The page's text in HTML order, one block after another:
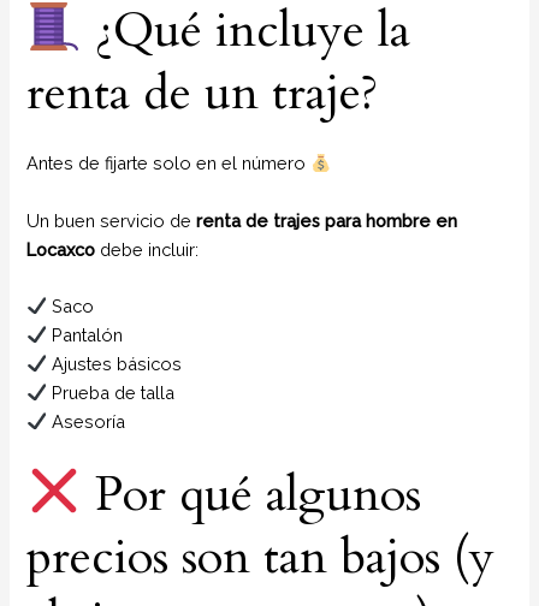
¿Qué incluye la
renta de un traje?
Antes de fijarte solo en el número
Un buen servicio derenta de trajes para hombre en
Locaxco debe incluir:
Saco
Pantalón
Ajustes básicos
Prueba de talla
Asesoría
Por qué algunos
precios son tan bajos (y